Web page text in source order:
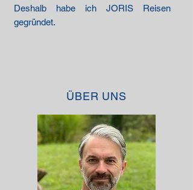
Deshalb habe ich JORIS Reisen
gegründet.
ÜBER UNS